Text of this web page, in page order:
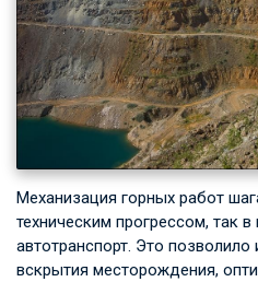
Механизация горных работ
техническим прогрессом, так в
автотранспорт. Это
вскрытия месторождения,